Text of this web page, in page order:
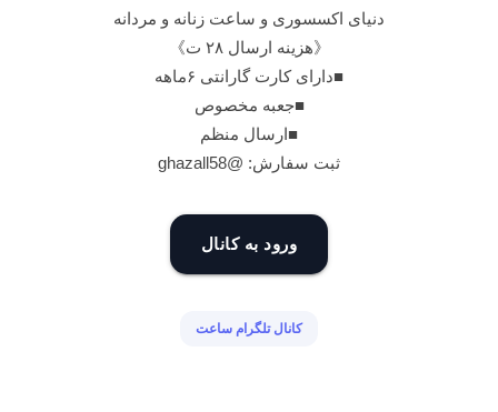
دنیای اکسسوری و ساعت زنانه و مردانه
《هزینه ارسال ۲۸ ت》
■دارای کارت گارانتی ۶ماهه
■جعبه مخصوص
■ارسال منظم
ثبت سفارش: @ghazall58
ورود به کانال
کانال تلگرام ساعت